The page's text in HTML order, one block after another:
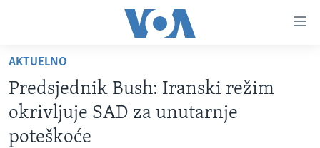
glavni
sadržaj
Pređi
na
glavnu
TV PROGRAM
VIDEO
FOTOGRAFIJE DANA
AKTUELNO
Predsjednik Bush: Iranski režim
okrivljuje SAD za unutarnje
poteškoće